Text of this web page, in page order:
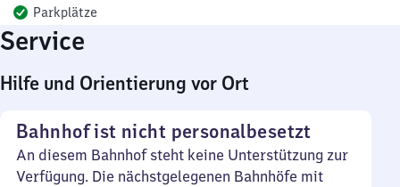
Parkplätze
Service
Hilfe und Orientierung vor Ort
Bahnhof ist nicht personalbesetzt
An diesem Bahnhof steht keine Unterstützung zur
Verfügung. Die nächstgelegenen Bahnhöfe mit